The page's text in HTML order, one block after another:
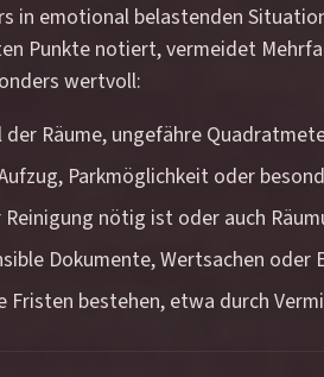
in emotional belastenden
Punkte notiert, vermeidet
wertvoll:
der Räume, ungefähre
Parkmöglichkeit oder
Reinigung nötig ist oder auch
Dokumente, Wertsachen
Fristen bestehen, etwa durch